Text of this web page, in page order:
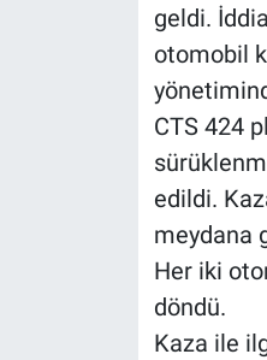
geldi.
otomobil
CTS 424
edildi.
meydana
Her iki
döndü.
Kaza ile